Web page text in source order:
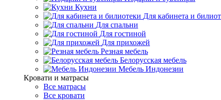
Кухни
Для кабинета и
Для спальни
Для гостиной
Для прихожей
Резная мебель
Белорусская мебель
Мебель Индонезии
Кровати и матрасы
Все матрасы
Все кровати